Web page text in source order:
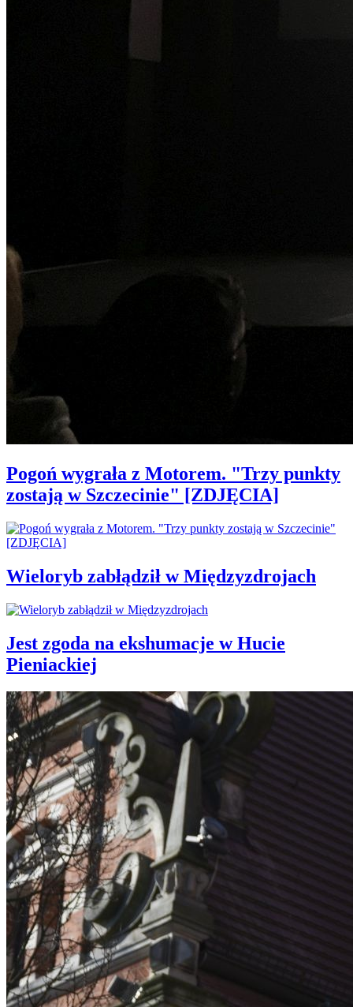
Pogoń wygrała z Motorem. "Trzy punkty
zostają w Szczecinie" [ZDJĘCIA]
Wieloryb zabłądził w Międzyzdrojach
Jest zgoda na ekshumacje w Hucie
Pieniackiej